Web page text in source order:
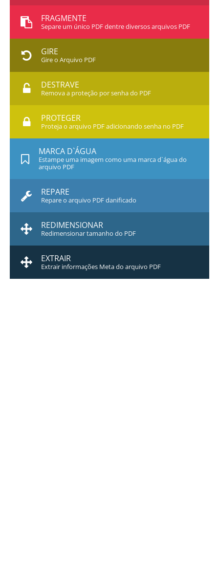
FRAGMENTE
Separe um único PDF dentre diversos arquivos PDF
GIRE
Gire o Arquivo PDF
DESTRAVE
Remova a proteção por senha do PDF
PROTEGER
Proteja o arquivo PDF adicionando senha no PDF
MARCA D`ÁGUA
Estampe uma imagem como uma marca d`água do
arquivo PDF
REPARE
Repare o arquivo PDF danificado
REDIMENSIONAR
Redimensionar tamanho do PDF
EXTRAIR
Extrair informações Meta do arquivo PDF